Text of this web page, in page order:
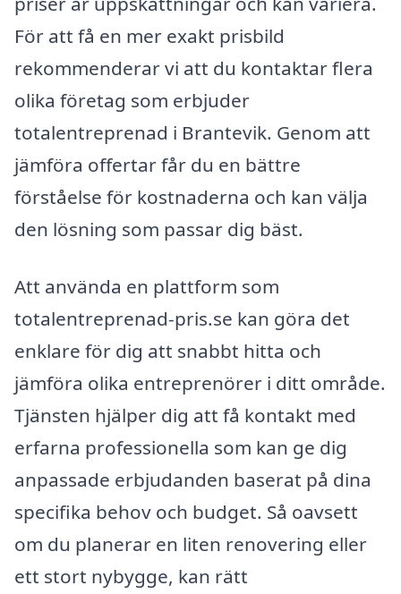
För att få en mer exakt prisbild
rekommenderar vi att du kontaktar flera
olika företag som erbjuder
totalentreprenad i Brantevik. Genom att
jämföra offertar får du en bättre
förståelse för kostnaderna och kan välja
den lösning som passar dig bäst.
Att använda en plattform som
totalentreprenad-pris.se kan göra det
enklare för dig att snabbt hitta och
jämföra olika entreprenörer i ditt område.
Tjänsten hjälper dig att få kontakt med
erfarna professionella som kan ge dig
anpassade erbjudanden baserat på dina
specifika behov och budget. Så oavsett
om du planerar en liten renovering eller
ett stort nybygge, kan rätt